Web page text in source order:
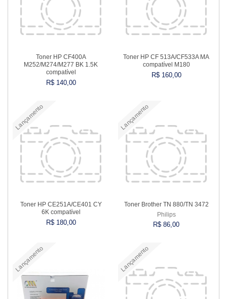
Toner HP CF400A
M252/M274/M277 BK 1.5K
compatível
R$ 140,00
Toner HP CF 513A/CF533A MA
compatível M180
R$ 160,00
Lançamento
Toner HP CE251A/CE401 CY
6K compatível
R$ 180,00
Lançamento
Toner Brother TN 880/TN 3472
Philips
R$ 86,00
Lançamento Lançamento